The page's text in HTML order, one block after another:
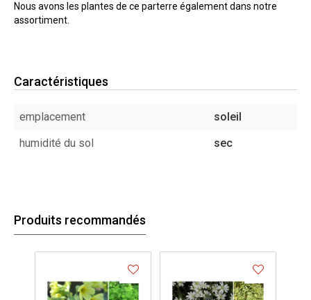
Nous avons les plantes de ce parterre également dans notre
assortiment.
Caractéristiques
emplacement
soleil
humidité du sol
sec
Produits recommandés